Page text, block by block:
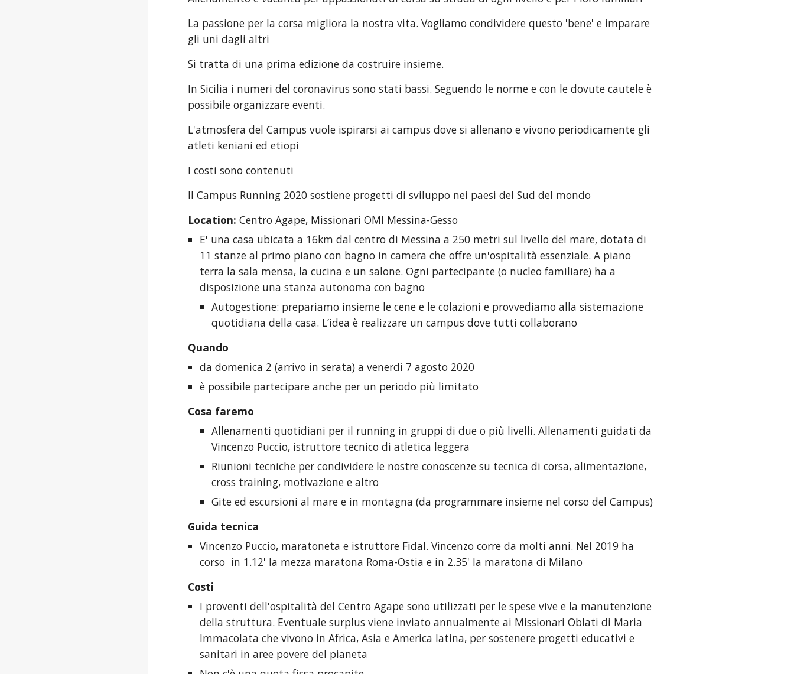
La passione per la corsa migliora la nostra vita. Vogliamo condividere questo 'bene' e imparare
gli uni dagli altri
Si tratta di una prima edizione da costruire insieme.
In Sicilia i numeri del coronavirus sono stati bassi. Seguendo le norme e con le dovute cautele è
possibile organizzare eventi.
L'atmosfera del Campus vuole ispirarsi ai campus dove si allenano e vivono periodicamente gli
atleti keniani ed etiopi
I costi sono contenuti
Il Campus Running 2020 sostiene progetti di sviluppo nei paesi del Sud del mondo
Location: Centro Agape, Missionari OMI Messina-Gesso
E' una casa ubicata a 16km dal centro di Messina a 250 metri sul livello del mare, dotata di
11 stanze al primo piano con bagno in camera che offre un'ospitalità essenziale. A piano
terra la sala mensa, la cucina e un salone. Ogni partecipante (o nucleo familiare) ha a
disposizione una stanza autonoma con bagno
Autogestione: prepariamo insieme le cene e le colazioni e provvediamo alla sistemazione
quotidiana della casa. L’idea è realizzare un campus dove tutti collaborano
Quando
da domenica 2 (arrivo in serata) a venerdì 7 agosto 2020
è possibile partecipare anche per un periodo più limitato
Cosa faremo
Allenamenti quotidiani per il running in gruppi di due o più livelli. Allenamenti guidati da
Vincenzo Puccio, istruttore tecnico di atletica leggera
Riunioni tecniche per condividere le nostre conoscenze su tecnica di corsa, alimentazione,
cross training, motivazione e altro
Gite ed escursioni al mare e in montagna (da programmare insieme nel corso del Campus)
Guida tecnica
Vincenzo Puccio, maratoneta e istruttore Fidal. Vincenzo corre da molti anni. Nel 2019 ha
corso  in 1.12' la mezza maratona Roma-Ostia e in 2.35' la maratona di Milano
Costi
I proventi dell'ospitalità del Centro Agape sono utilizzati per le spese vive e la manutenzione
della struttura. Eventuale surplus viene inviato annualmente ai Missionari Oblati di Maria
Immacolata che vivono in Africa, Asia e America latina, per sostenere progetti educativi e
sanitari in aree povere del pianeta